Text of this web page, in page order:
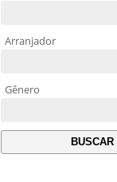
Arranjador
Gênero